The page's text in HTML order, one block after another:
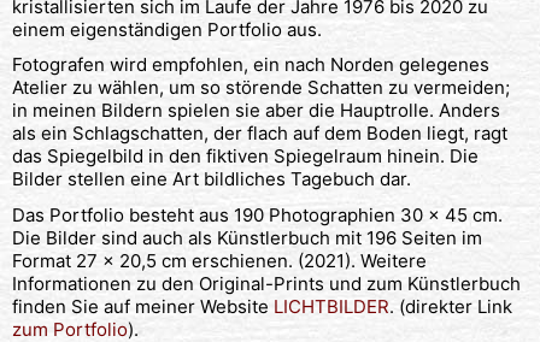
kristallisierten sich im Laufe der Jahre 1976 bis 2020 zu
einem eigenständigen Portfolio aus.
Fotografen wird empfohlen, ein nach Norden gelegenes
Atelier zu wählen, um so störende Schatten zu vermeiden;
in meinen Bildern spielen sie aber die Hauptrolle. Anders
als ein Schlagschatten, der flach auf dem Boden liegt, ragt
das Spiegelbild in den fiktiven Spiegelraum hinein. Die
Bilder stellen eine Art bildliches Tagebuch dar.
Das Portfolio besteht aus 190 Photographien 30 x 45 cm.
Die Bilder sind auch als Künstlerbuch mit 196 Seiten im
Format 27 x 20,5 cm erschienen. (2021). Weitere
Informationen zu den Original-Prints und zum Künstlerbuch
finden Sie auf meiner Website LICHTBILDER. (direkter Link
zum Portfolio).